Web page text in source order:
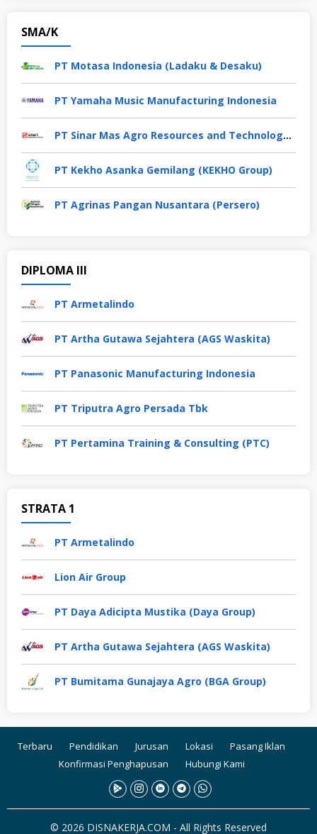
SMA/K
PT Motasa Indonesia (Ladaku & Desaku)
PT Yamaha Music Manufacturing Indonesia
PT Sinar Mas Agro Resources and Technology Tbk
PT Kekho Asanka Gemilang (KEKHO Group)
PT Agrinas Pangan Nusantara (Persero)
DIPLOMA III
PT Armetalindo
PT Artha Gutawa Sejahtera (AGS Waskita)
PT Panasonic Manufacturing Indonesia
PT Triputra Agro Persada Tbk
PT Pertamina Training & Consulting (PTC)
STRATA 1
PT Armetalindo
Lion Air Group
PT Daya Adicipta Mustika (Daya Group)
PT Artha Gutawa Sejahtera (AGS Waskita)
PT Bumitama Gunajaya Agro (BGA Group)
Terbaru Pendidikan Jurusan Lokasi
Pasang Iklan
Konfirmasi Penghapusan
Hubungi Kami
© 2026 DISNAKERJA.COM - All Rights Reserved